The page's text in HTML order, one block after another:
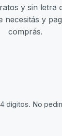
y sin letra
necesitás y
comprás.
dígitos. No